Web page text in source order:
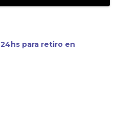
para retiro en